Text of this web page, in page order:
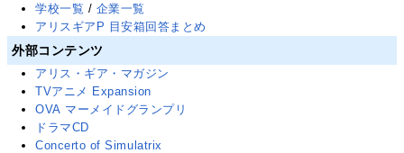
学校一覧 / 企業一覧
アリスギアP 目安箱回答まとめ
外部コンテンツ
アリス・ギア・マガジン
TVアニメ Expansion
OVA マーメイドグランプリ
ドラマCD
Concerto of Simulatrix